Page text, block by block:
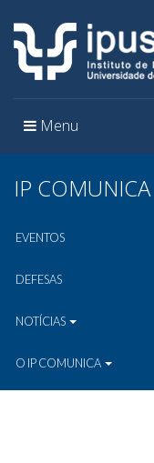
Toggle
Menu
IP COMUNICA
EVENTOS
DEFESAS
NOTÍCIAS
O IP COMUNICA